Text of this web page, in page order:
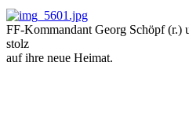
FF-Kommandant Georg Schöpf (r.)
stolz
auf ihre neue Heimat.